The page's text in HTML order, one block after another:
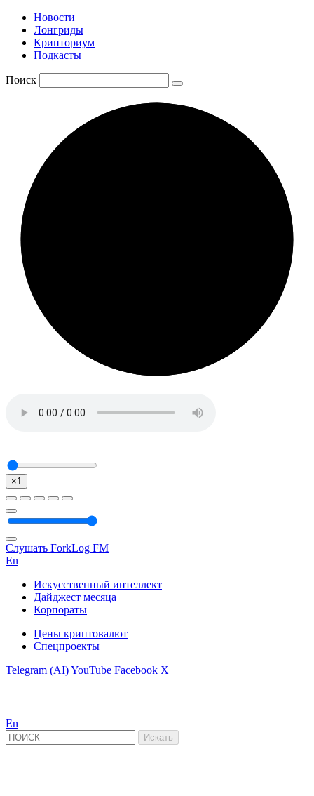
Новости
Лонгриды
Крипториум
Подкасты
Поиск
×1
Слушать ForkLog FM
En
Искусственный интеллект
Дайджест месяца
Корпораты
Цены криптовалют
Спецпроекты
Telegram (AI)YouTube Facebook X
En